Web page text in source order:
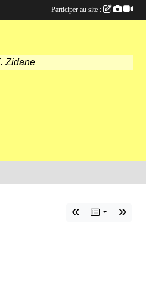
Zidane
Participer au site :